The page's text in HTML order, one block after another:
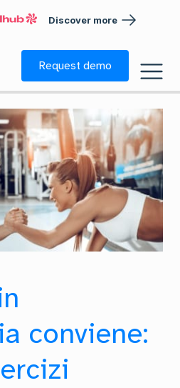
Discover more
Request demo
conviene: